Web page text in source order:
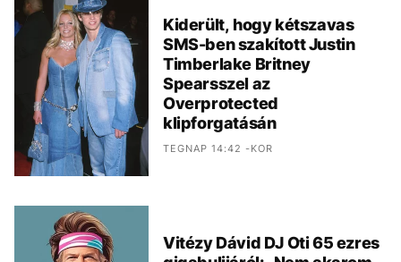
Kiderült, hogy kétszavas
SMS-ben szakított Justin
Timberlake Britney
Spearsszel az
Overprotected
klipforgatásán
TEGNAP 14:42 -KOR
Vitézy Dávid DJ Oti 65 ezres